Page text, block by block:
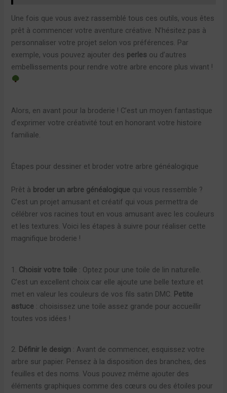
Une fois que vous avez rassemblé tous ces outils, vous êtes
prêt à commencer votre aventure créative. N’hésitez pas à
personnaliser votre projet selon vos préférences. Par
exemple, vous pouvez ajouter des perles ou d’autres
embellissements pour rendre votre arbre encore plus vivant !
Alors, en avant pour la broderie ! C’est un moyen fantastique
d’exprimer votre créativité tout en honorant votre histoire
familiale.
Étapes pour dessiner et broder votre arbre généalogique
Prêt à broder un arbre généalogique qui vous ressemble ?
C’est un projet amusant et créatif qui vous permettra de
célébrer vos racines tout en vous amusant avec les couleurs
et les textures. Voici les étapes à suivre pour réaliser cette
magnifique broderie !
1. Choisir votre toile : Optez pour une toile de lin naturelle.
C’est un excellent choix car elle ajoute une belle texture et
met en valeur les couleurs de vos fils satin DMC.
Petite
astuce : choisissez une toile assez grande pour accueillir
toutes vos idées !
2. Définir le design : Avant de commencer, esquissez votre
arbre sur papier. Pensez à la disposition des branches, des
feuilles et des noms. Vous pouvez même ajouter des
éléments graphiques comme des cœurs ou des étoiles pour